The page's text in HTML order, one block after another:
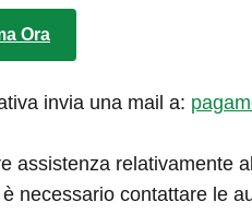
Ora
invia una mail a:
assistenza relativamente
necessario contattare le